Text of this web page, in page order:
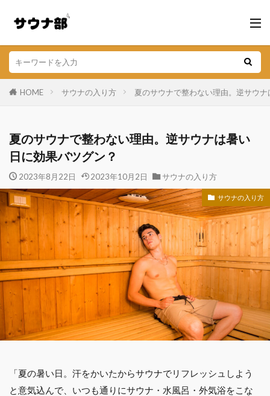
HOME サウナの入り方 夏のサウナで整わない理由。逆サウ
夏のサウナで整わない理由。逆サウナは暑い
日に効果バツグン？
2023年8月22日 2023年10月2日 サウナの入り方
サウナの入り方
「夏の暑い日。汗をかいたからサウナでリフレッシュしよう
と意気込んで、いつも通りにサウナ・水風呂・外気浴をこな